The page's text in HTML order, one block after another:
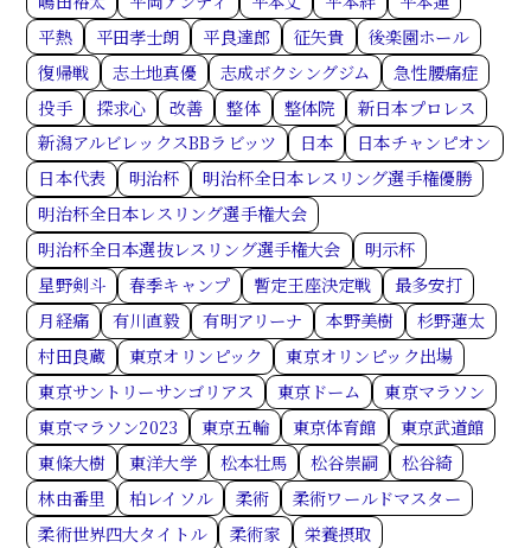
平熱
平田孝士朗 平良達郎 征矢貴
後楽園ホール
復帰戦
志土地真優 志成ボクシングジム
急性腰痛症
投手
探求心 改善 整体 整体院
新日本プロレス
新潟アルビレックスBBラビッツ
日本
日本チャンピオン
日本代表
明治杯
明治杯全日本レスリング選手権優勝
明治杯全日本レスリング選手権大会
明治杯全日本選抜レスリング選手権大会
明示杯
星野剣斗
春季キャンプ 暫定王座決定戦
最多安打
月経痛
有川直毅 有明アリーナ 本野美樹
杉野蓮太
村田良蔵
東京オリンピック
東京オリンピック出場
東京サントリーサンゴリアス
東京ドーム
東京マラソン
東京マラソン2023
東京五輪 東京体育館
東京武道館
東條大樹
東洋大学 松本壮馬 松谷崇嗣
松谷綺
林由番里
柏レイソル 柔術
柔術ワールドマスター
柔術世界四大タイトル
柔術家
栄養摂取